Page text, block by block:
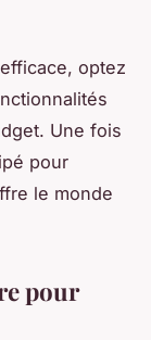
optez
Une fois
pour
le monde
pour